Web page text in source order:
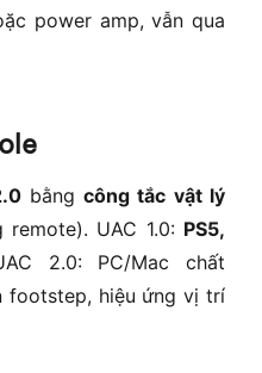
power amp, vẫn qua
bằngcông tắc vật lý
UAC 1.0: PS5,
2.0: PC/Mac chất
footstep, hiệu ứng vị trí